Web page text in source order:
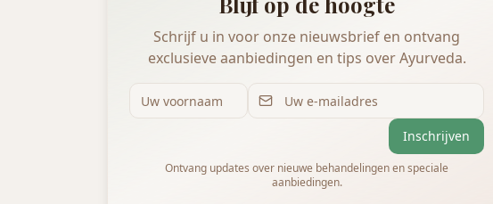
Schrijf u in voor onze nieuwsbrief en ontvang
exclusieve aanbiedingen en tips over Ayurveda.
Inschrijven
Ontvang updates over nieuwe behandelingen en speciale
aanbiedingen.